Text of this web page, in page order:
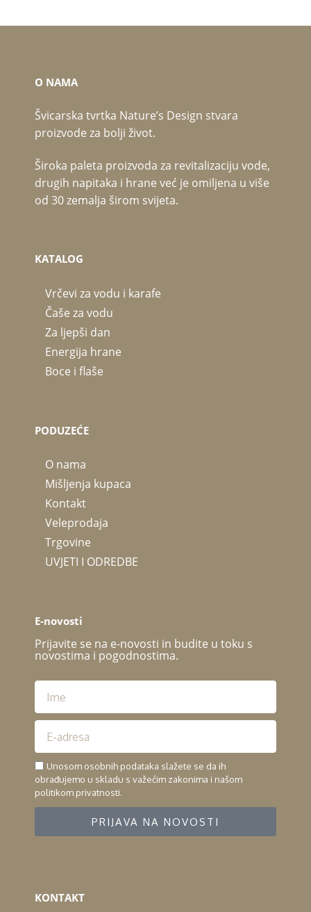
O NAMA
Švicarska tvrtka Nature’s Design stvara
proizvode za bolji život.
Široka paleta proizvoda za revitalizaciju vode,
drugih napitaka i hrane već je omiljena u više
od 30 zemalja širom svijeta.
KATALOG
Vrčevi za vodu i karafe
Čaše za vodu
Za ljepši dan
Energija hrane
Boce i flaše
PODUZEĆE
O nama
Mišljenja kupaca
Kontakt
Veleprodaja
Trgovine
UVJETI I ODREDBE
E-novosti
Prijavite se na e-novosti in budite u toku s
novostima i pogodnostima.
Unosom osobnih podataka slažete se da ih
obrađujemo u skladu s važećim zakonima i našom
politikom privatnosti.
PRIJAVA NA NOVOSTI
KONTAKT